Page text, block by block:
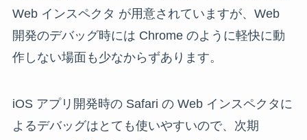
Web インスペクタ が用意されていますが、Web
開発のデバッグ時には Chrome のように軽快に動
作しない場面も少なからずあります。
iOS アプリ開発時の Safari の Web インスペクタに
よるデバッグはとても使いやすいので、次期